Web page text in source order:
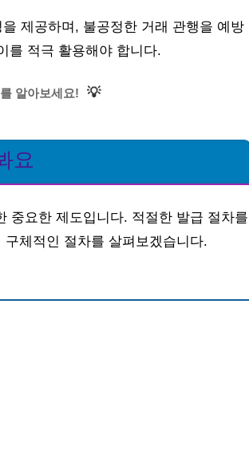
제공하며, 불공정한 거래 관행을 예방
를 적극 활용해야 합니다.
알아보세요! 💡
요
중요한 제도입니다. 적절한 발급 절차를
체적인 절차를 살펴보겠습니다.